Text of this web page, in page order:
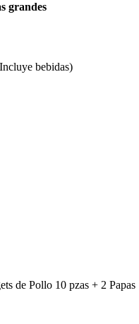
grandes
bebidas)
de Pollo 10 pzas + 2 Papas